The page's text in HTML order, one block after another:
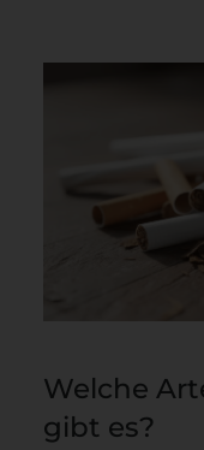
Welche
gibt es?